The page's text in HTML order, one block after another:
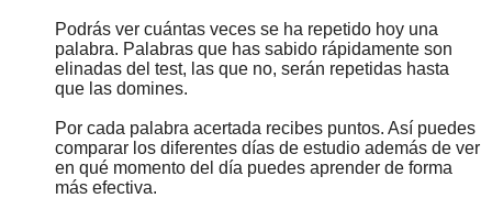
Podrás ver cuántas veces se ha repetido hoy una
palabra. Palabras que has sabido rápidamente son
elinadas del test, las que no, serán repetidas hasta
que las domines.
Por cada palabra acertada recibes puntos. Así puedes
comparar los diferentes días de estudio además de ver
en qué momento del día puedes aprender de forma
más efectiva.